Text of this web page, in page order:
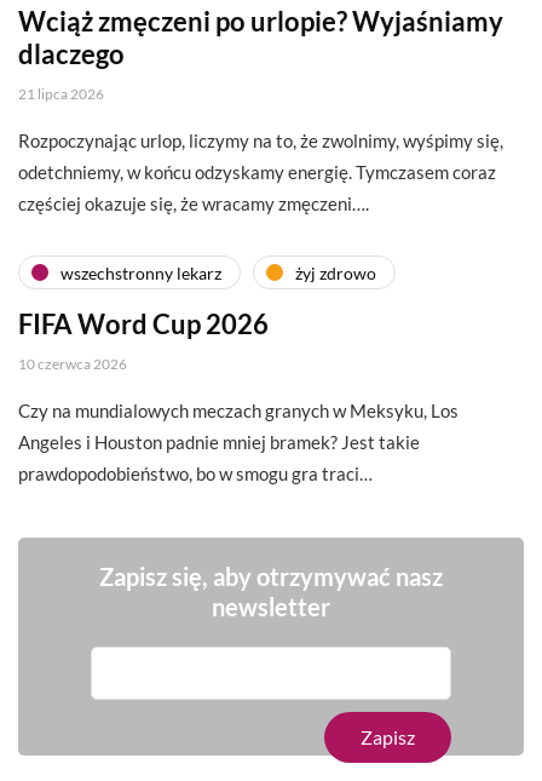
Wciąż zmęczeni po urlopie? Wyjaśniamy
dlaczego
21 lipca 2026
Rozpoczynając urlop, liczymy na to, że zwolnimy, wyśpimy się,
odetchniemy, w końcu odzyskamy energię. Tymczasem coraz
częściej okazuje się, że wracamy zmęczeni….
wszechstronny lekarz żyj zdrowo
FIFA Word Cup 2026
10 czerwca 2026
Czy na mundialowych meczach granych w Meksyku, Los
Angeles i Houston padnie mniej bramek? Jest takie
prawdopodobieństwo, bo w smogu gra traci…
Zapisz się, aby otrzymywać nasz
newsletter